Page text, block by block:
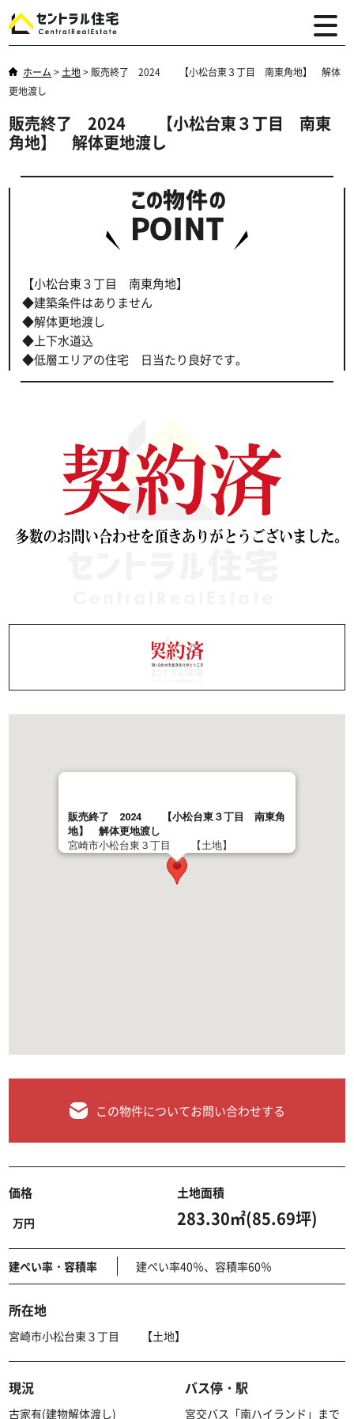
ホーム > 土地> 販売終了 2024 【小松台東３丁目 南東角地】 解体
更地渡し
販売終了 2024 【小松台東３丁目 南東
角地】 解体更地渡し
【小松台東３丁目 南東角地】
◆建築条件はありません
◆解体更地渡し
◆上下水道込
◆低層エリアの住宅 日当たり良好です。
販売終了 2024 【小松台東３丁目 南東角
地】 解体更地渡し
宮崎市小松台東３丁目 【土地】
この物件についてお問い合わせする
価格
万円
土地面積
283.30㎡(85.69坪)
建ぺい率・容積率 建ぺい率40％、容積率60％
所在地
宮崎市小松台東３丁目 【土地】
現況
古家有(建物解体渡し)
バス停・駅
宮交バス「南ハイランド」まで